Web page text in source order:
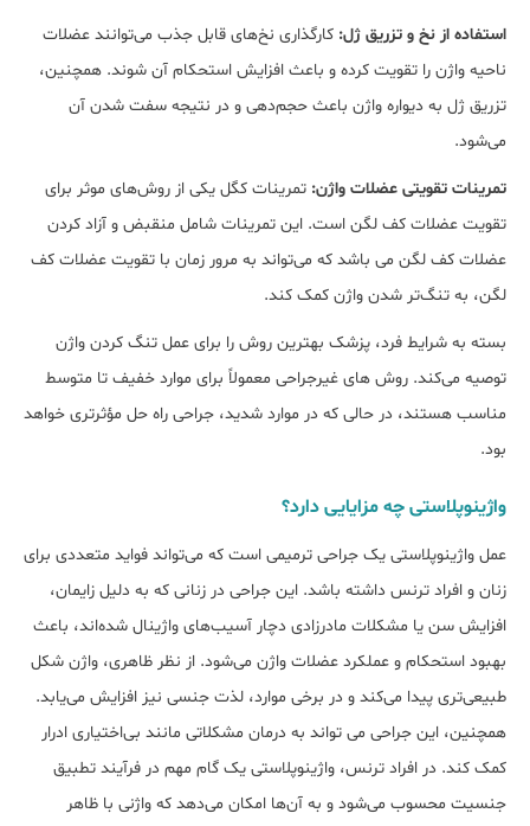
استفاده از نخ و تزریق ژل: کارگذاری نخ‌‌های قابل جذب می‌توانند عضلات
ناحیه واژن را تقویت کرده و باعث افزایش استحکام آن شوند. همچنین،
تزریق ژل به دیواره واژن باعث حجم‌دهی و در نتیجه سفت شدن آن
می‌شود.
تمرینات تقویتی عضلات واژن: تمرینات کگل یکی از روش‌های موثر برای
تقویت عضلات کف لگن است. این تمرینات شامل منقبض و آزاد کردن
عضلات کف لگن می باشد که می‌تواند به مرور زمان با تقویت عضلات کف
لگن، به تنگ‌تر شدن واژن کمک کند.
بسته به شرایط فرد، پزشک بهترین روش را برای عمل تنگ کردن واژن
توصیه می‌کند. روش ‌های غیرجراحی معمولاً برای موارد خفیف تا متوسط
مناسب هستند، در حالی که در موارد شدید، جراحی راه‌ حل مؤثرتری خواهد
بود.
واژینوپلاستی چه مزایایی دارد؟
عمل واژینوپلاستی یک جراحی ترمیمی است که می‌تواند فواید متعددی برای
زنان و افراد ترنس داشته باشد. این جراحی در زنانی که به دلیل زایمان،
افزایش سن یا مشکلات مادرزادی دچار آسیب‌های واژینال شده‌‌اند، باعث
بهبود استحکام و عملکرد عضلات واژن می‌شود. از نظر ظاهری، واژن شکل
طبیعی‌تری پیدا می‌کند و در برخی موارد، لذت جنسی نیز افزایش می‌یابد.
همچنین، این جراحی می ‌تواند به درمان مشکلاتی مانند بی‌اختیاری ادرار
کمک کند. در افراد ترنس، واژینوپلاستی یک گام مهم در فرآیند تطبیق
جنسیت محسوب می‌شود و به آن‌‌ها امکان می‌‌دهد که واژنی با ظاهر